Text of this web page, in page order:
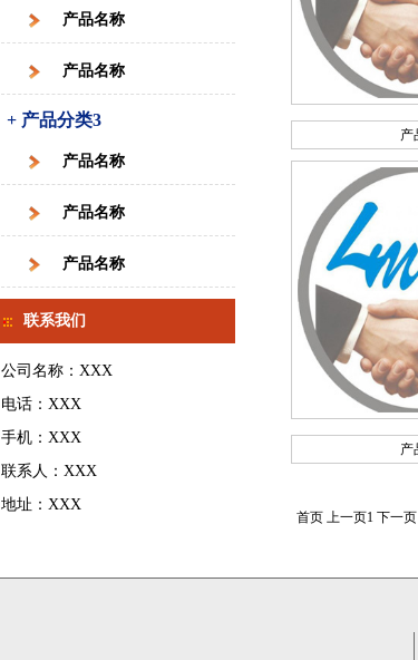
产品名称
产品名称
+ 产品分类3
产品名称
产品名称
产品名称
联系我们
公司名称：XXX
电话：XXX
手机：XXX
联系人：XXX
地址：XXX
产
产
首页 上一页1 下一